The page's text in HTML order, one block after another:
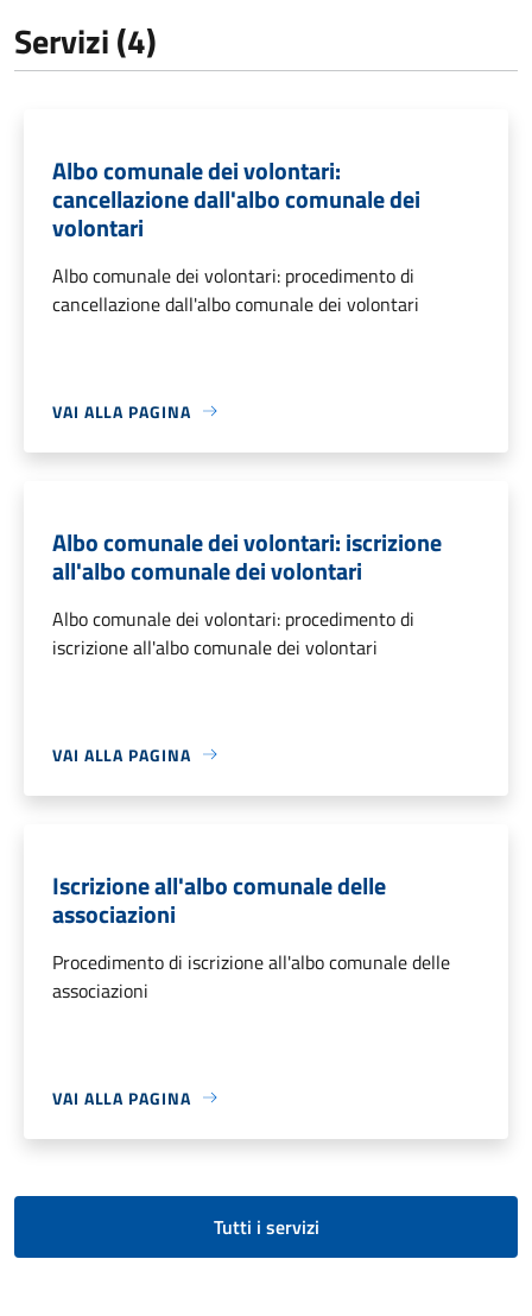
Servizi (4)
Albo comunale dei volontari:
cancellazione dall'albo comunale dei
volontari
Albo comunale dei volontari: procedimento di
cancellazione dall'albo comunale dei volontari
VAI ALLA PAGINA
Albo comunale dei volontari: iscrizione
all'albo comunale dei volontari
Albo comunale dei volontari: procedimento di
iscrizione all'albo comunale dei volontari
VAI ALLA PAGINA
Iscrizione all'albo comunale delle
associazioni
Procedimento di iscrizione all'albo comunale delle
associazioni
VAI ALLA PAGINA
Tutti i servizi